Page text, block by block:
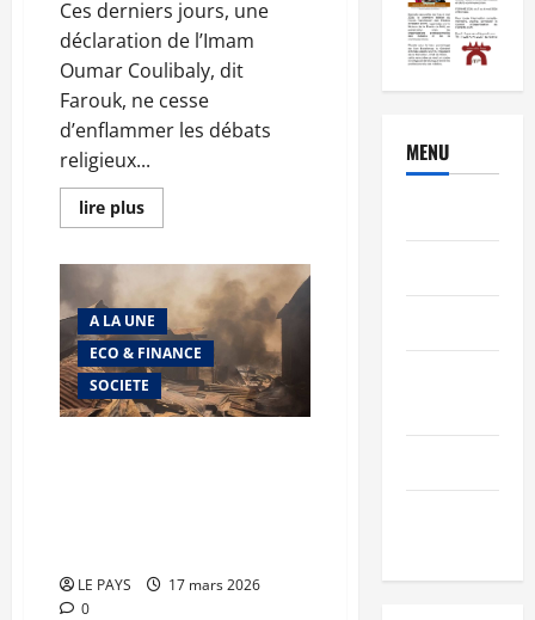
Ces derniers jours, une
déclaration de l’Imam
Oumar Coulibaly, dit
Farouk, ne cesse
d’enflammer les débats
religieux...
lire plusEn
savoir
Hadj
Oumar
Coulibaly,
dit
Farouk
:
Des
propos
qui
A LA UNE
ECO & FINANCE
SOCIETE
LE PAYS
17 mars 2026
0
MENU